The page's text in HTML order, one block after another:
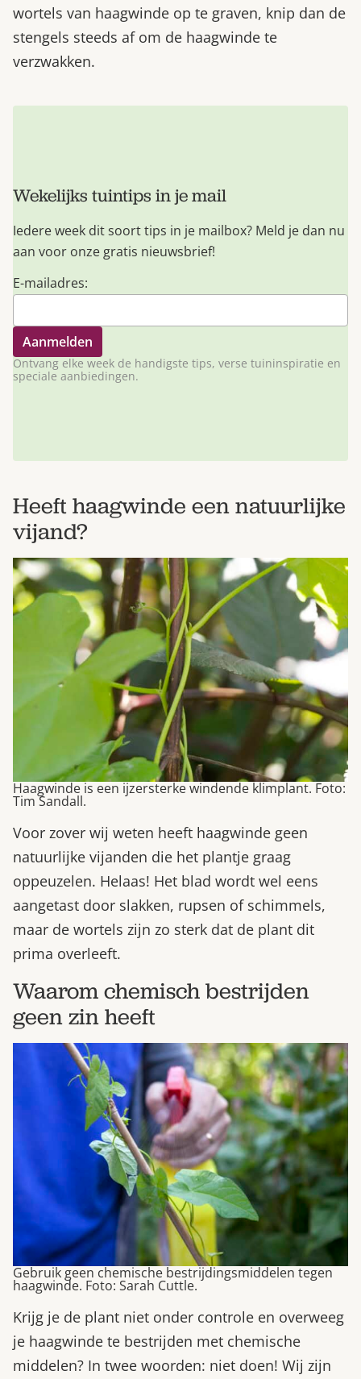
wortels van haagwinde op te graven, knip dan de
stengels steeds af om de haagwinde te
verzwakken.
Wekelijks tuintips in je mail
Iedere week dit soort tips in je mailbox? Meld je dan nu
aan voor onze gratis nieuwsbrief!
E-mailadres:
Ontvang elke week de handigste tips, verse tuininspiratie en
speciale aanbiedingen.
Heeft haagwinde een natuurlijke
vijand?
Haagwinde is een ijzersterke windende klimplant. Foto:
Tim Sandall.
Voor zover wij weten heeft haagwinde geen
natuurlijke vijanden die het plantje graag
oppeuzelen. Helaas! Het blad wordt wel eens
aangetast door slakken, rupsen of schimmels,
maar de wortels zijn zo sterk dat de plant dit
prima overleeft.
Waarom chemisch bestrijden
geen zin heeft
Gebruik geen chemische bestrijdingsmiddelen tegen
haagwinde. Foto: Sarah Cuttle.
Krijg je de plant niet onder controle en overweeg
je haagwinde te bestrijden met chemische
middelen? In twee woorden: niet doen! Wij zijn